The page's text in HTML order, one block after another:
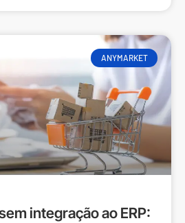
ANYMARKET
integração ao ERP: